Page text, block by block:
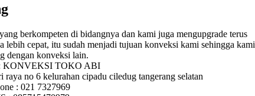
berkompeten di bidangnya dan kami juga mengupgrade terus
lebih cepat, itu sudah menjadi tujuan konveksi kami sehingga kami
dengan konveksi lain.
KONVEKSI TOKO ABI
no 6 kelurahan cipadu ciledug tangerang selatan
: 021 7327969